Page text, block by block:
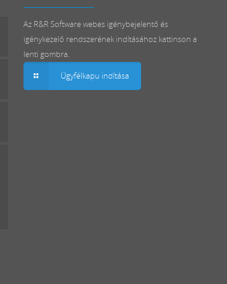
Az R&R Software webes igénybejelentő és
igénykezelő rendszerének indításához kattinson a
lenti gombra.
Ügyfélkapu indítása